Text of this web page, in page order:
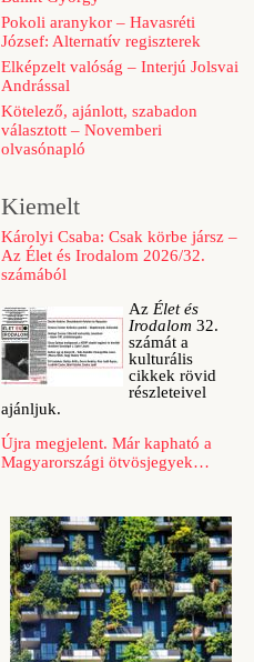
Pokoli aranykor – Havasréti
József: Alternatív regiszterek
Elképzelt valóság – Interjú Jolsvai
Andrással
Kötelező, ajánlott, szabadon
választott – Novemberi
olvasónapló
Kiemelt
Károlyi Csaba: Csak körbe jársz –
Az Élet és Irodalom 2026/32.
számából
Az Élet és
Irodalom 32.
számát a
kulturális
cikkek rövid
részleteivel
ajánljuk.
Újra megjelent. Már kapható a
Magyarországi ötvösjegyek…